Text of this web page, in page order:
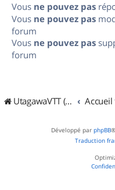
Vous ne pouvez pas
Vous ne pouvez pas
forum
Vous ne pouvez pas
forum
UtagawaVTT (Randos VTT et VTTAE avec traces GPS)
Développé par phpBB
Traduction